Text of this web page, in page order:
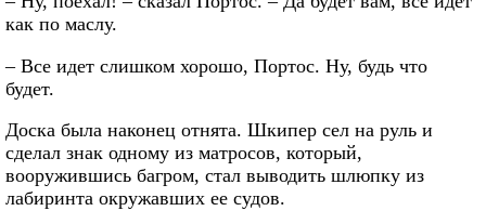
как по маслу.
– Все идет слишком хорошо, Портос. Ну, будь что
будет.
Доска была наконец отнята. Шкипер сел на руль и
сделал знак одному из матросов, который,
вооружившись багром, стал выводить шлюпку из
лабиринта окружавших ее судов.